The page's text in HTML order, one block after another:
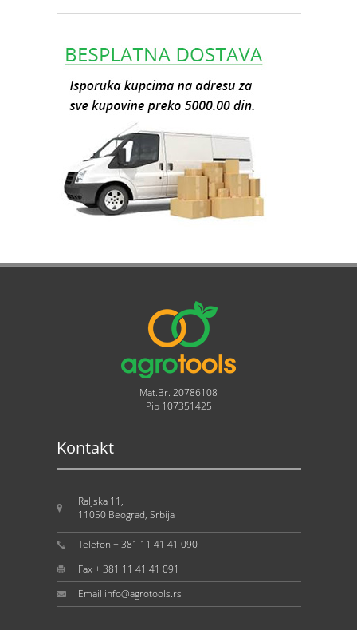
Mat.Br. 20786108
Pib 107351425
Kontakt
Raljska 11,
11050 Beograd, Srbija
Telefon + 381 11 41 41 090
Fax + 381 11 41 41 091
Email info@agrotools.rs